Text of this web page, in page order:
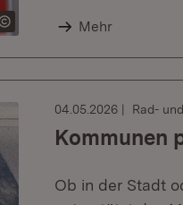
Mehr
04.05.2026 Rad-
Kommunen
Ob in der Stadt